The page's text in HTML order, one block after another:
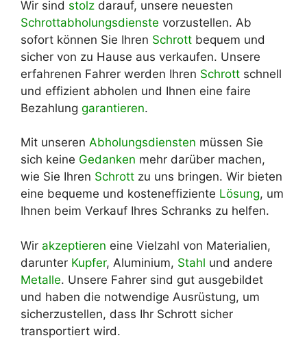
Wir sind stolz darauf, unsere neuesten
Schrottabholungsdienste vorzustellen. Ab
sofort können Sie Ihren Schrott bequem und
sicher von zu Hause aus verkaufen. Unsere
erfahrenen Fahrer werden Ihren Schrott schnell
und effizient abholen und Ihnen eine faire
Bezahlung garantieren.
Mit unseren Abholungsdiensten müssen Sie
sich keine Gedanken mehr darüber machen,
wie Sie Ihren Schrott zu uns bringen. Wir bieten
eine bequeme und kosteneffiziente Lösung, um
Ihnen beim Verkauf Ihres Schranks zu helfen.
Wir akzeptieren eine Vielzahl von Materialien,
darunter Kupfer, Aluminium, Stahl und andere
Metalle. Unsere Fahrer sind gut ausgebildet
und haben die notwendige Ausrüstung, um
sicherzustellen, dass Ihr Schrott sicher
transportiert wird.